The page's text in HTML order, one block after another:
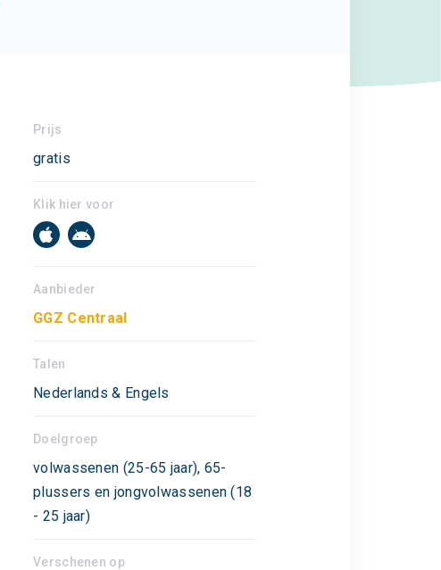
Prijs
gratis
Klik hier voor
Aanbieder
GGZ Centraal
Talen
Nederlands & Engels
Doelgroep
volwassenen (25-65 jaar), 65-
plussers en jongvolwassenen (18
- 25 jaar)
Verschenen op